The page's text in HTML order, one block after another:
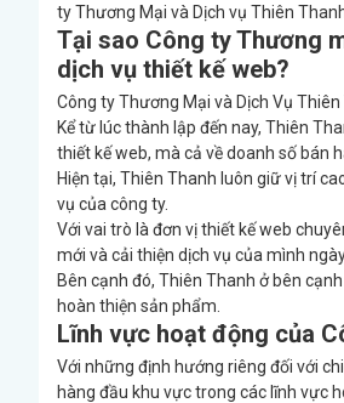
ty Thương Mại và Dịch vụ Thiên
Tại sao Công ty Thương
dịch vụ thiết kế web?
Công ty Thương Mại và Dịch Vụ
Kể từ lúc thành lập đến nay, Thiên
thiết kế web, mà cả về doanh số bán
Hiện tại, Thiên Thanh luôn giữ vị trí
vụ của công ty.
Với vai trò là đơn vị thiết kế web
mới và cải thiện dịch vụ của mình
Bên cạnh đó, Thiên Thanh ở bên
hoàn thiện sản phẩm.
Lĩnh vực hoạt động của
Với những định hướng riêng đối với
hàng đầu khu vực trong các lĩnh vực